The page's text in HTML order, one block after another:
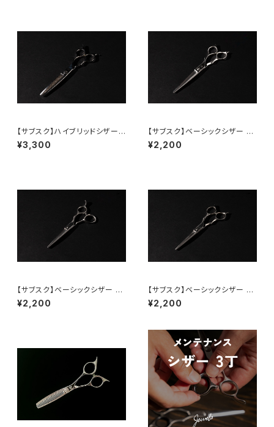
【サブスク】ハイブリッドシザー
6.3inch（65％）
¥3,300
【サブスク】ベーシックシザー 6.
0inch（メガネ）
¥2,200
【サブスク】ベーシックシザー 5.
5inch（オフセット）
¥2,200
【サブスク】ベーシックシザー 5.
5inch（メガネ）
¥2,200